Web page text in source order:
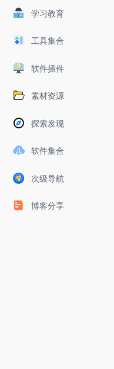
学习教育
工具集合
软件插件
素材资源
探索发现
软件集合
次级导航
博客分享